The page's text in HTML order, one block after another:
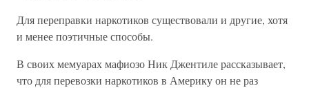
Для переправки наркотиков существовали и другие, хотя
и менее поэтичные способы.
В своих мемуарах мафиозо Ник Джентиле рассказывает,
что для перевозки наркотиков в Америку он не раз